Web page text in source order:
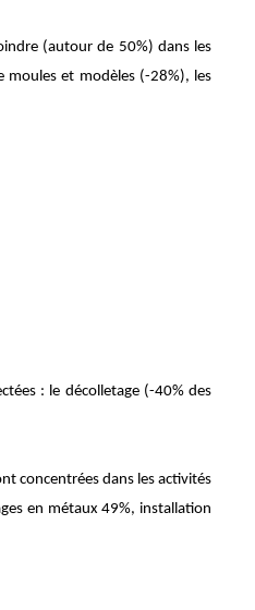
(autour de 50%) dans les
moules et modèles (-28%), les
: le décolletage (-40% des
concentrées dans les activités
en métaux 49%, installation